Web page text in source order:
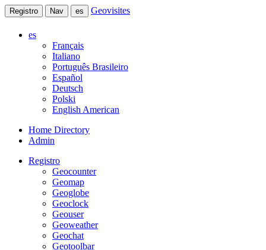
Registro Nav es Geovisites
es
Français
Italiano
Português Brasileiro
Español
Deutsch
Polski
English American
Home Directory
Admin
Registro
Geocounter
Geomap
Geoglobe
Geoclock
Geouser
Geoweather
Geochat
Geotoolbar